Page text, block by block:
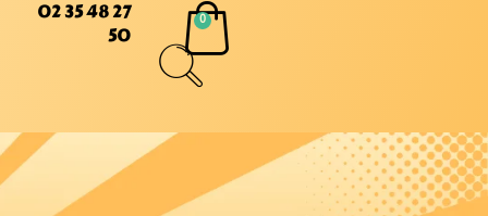
02 35 48 27
50